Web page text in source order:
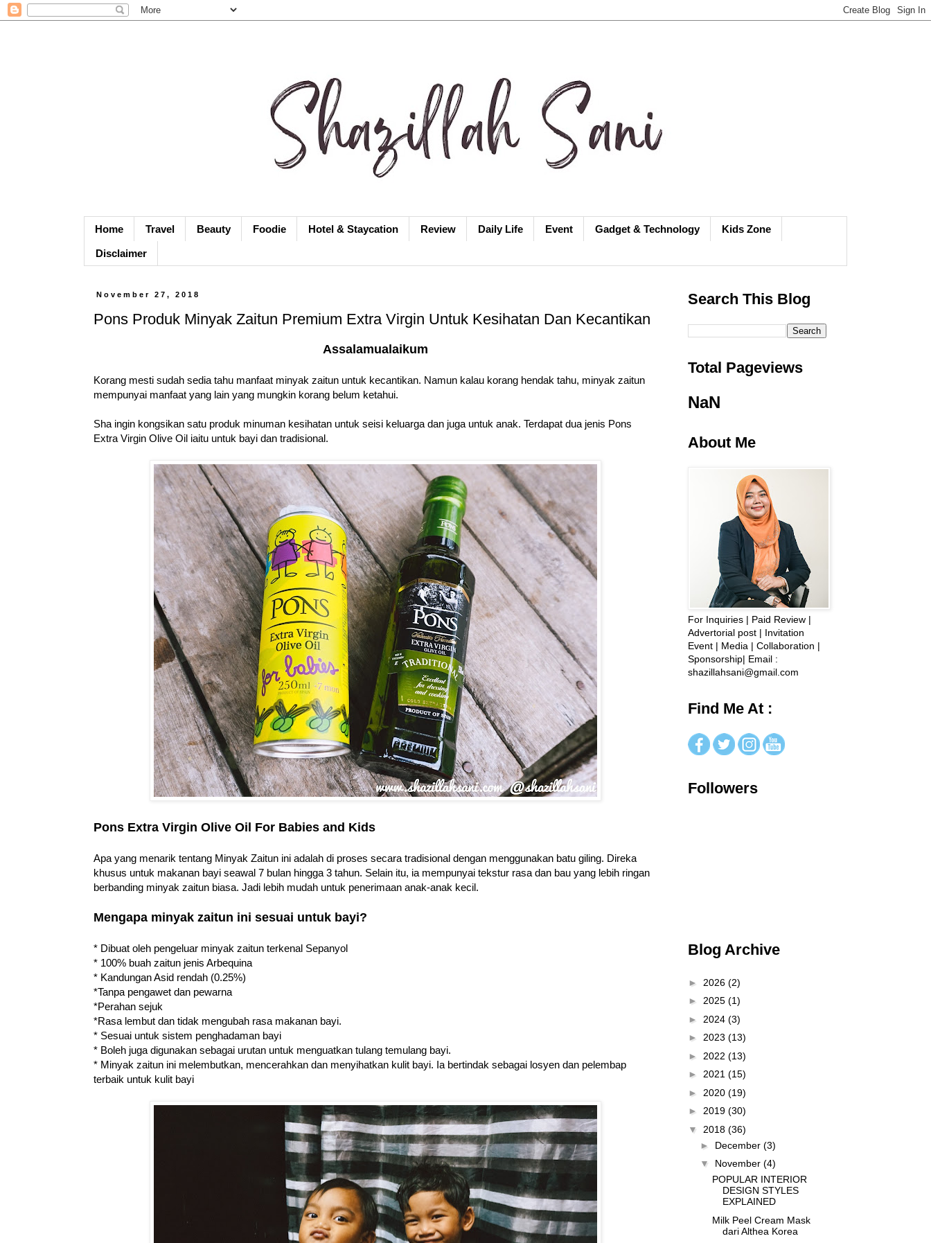
Home Travel Beauty Foodie Hotel & Staycation Review Daily Life Event Gadget & Technology Kids Zone
Disclaimer
November 27, 2018
Pons Produk Minyak Zaitun Premium Extra Virgin Untuk Kesihatan Dan Kecantikan
Assalamualaikum
Korang mesti sudah sedia tahu manfaat minyak zaitun untuk kecantikan. Namun kalau korang hendak tahu, minyak zaitun
mempunyai manfaat yang lain yang mungkin korang belum ketahui.
Sha ingin kongsikan satu produk minuman kesihatan untuk seisi keluarga dan juga untuk anak. Terdapat dua jenis Pons
Extra Virgin Olive Oil iaitu untuk bayi dan tradisional.
Pons Extra Virgin Olive Oil For Babies and Kids
Apa yang menarik tentang Minyak Zaitun ini adalah di proses secara tradisional dengan menggunakan batu giling. Direka
khusus untuk makanan bayi seawal 7 bulan hingga 3 tahun. Selain itu, ia mempunyai tekstur rasa dan bau yang lebih ringan
berbanding minyak zaitun biasa. Jadi lebih mudah untuk penerimaan anak-anak kecil.
Mengapa minyak zaitun ini sesuai untuk bayi?
* Dibuat oleh pengeluar minyak zaitun terkenal Sepanyol
* 100% buah zaitun jenis Arbequina
* Kandungan Asid rendah (0.25%)
*Tanpa pengawet dan pewarna
*Perahan sejuk
*Rasa lembut dan tidak mengubah rasa makanan bayi.
* Sesuai untuk sistem penghadaman bayi
* Boleh juga digunakan sebagai urutan untuk menguatkan tulang temulang bayi.
* Minyak zaitun ini melembutkan, mencerahkan dan menyihatkan kulit bayi. Ia bertindak sebagai losyen dan pelembap
terbaik untuk kulit bayi
Search This Blog
Total Pageviews
NaN
About Me
For Inquiries | Paid Review |
Advertorial post | Invitation
Event | Media | Collaboration |
Sponsorship| Email :
shazillahsani@gmail.com
Find Me At :
Followers
Blog Archive
► 2026 (2)
► 2025 (1)
► 2024 (3)
► 2023 (13)
► 2022 (13)
► 2021 (15)
► 2020 (19)
► 2019 (30)
▼ 2018 (36)
► December (3)
▼ November (4)
POPULAR INTERIOR
DESIGN STYLES
EXPLAINED
Milk Peel Cream Mask
dari Althea Korea